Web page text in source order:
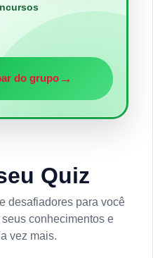
do grupo→
Quiz
desafiadores para você
conhecimentos e
vez mais.